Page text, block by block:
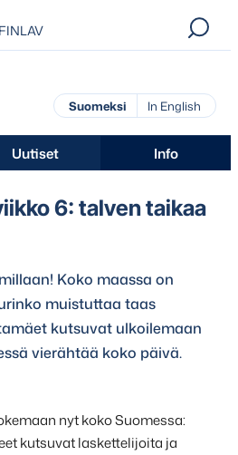
FINLAV
Suomeksi In English
Uutiset Info
6: talven taikaa
Koko maassa on
muistuttaa taas
kutsuvat ulkoilemaan
vierähtää koko päivä.
nyt koko Suomessa:
kutsuvat laskettelijoita ja